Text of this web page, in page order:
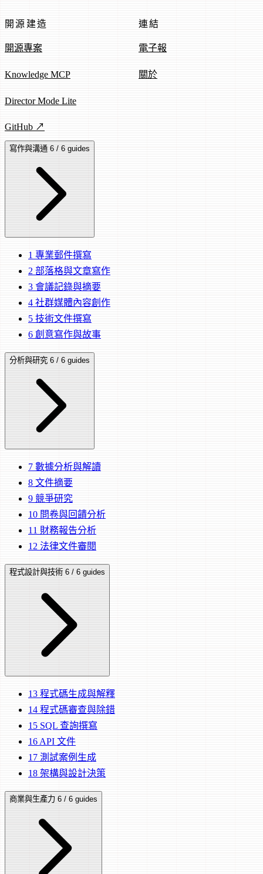
開源建造
開源專案
Knowledge MCP
Director Mode Lite
GitHub ↗
連結
電子報
關於
寫作與溝通 6 / 6 guides
1 專業郵件撰寫
2 部落格與文章寫作
3 會議記錄與摘要
4 社群媒體內容創作
5 技術文件撰寫
6 創意寫作與故事
分析與研究 6 / 6 guides
7 數據分析與解讀
8 文件摘要
9 競爭研究
10 問卷與回饋分析
11 財務報告分析
12 法律文件審閱
程式設計與技術 6 / 6 guides
13 程式碼生成與解釋
14 程式碼審查與除錯
15 SQL 查詢撰寫
16 API 文件
17 測試案例生成
18 架構與設計決策
商業與生產力 6 / 6 guides